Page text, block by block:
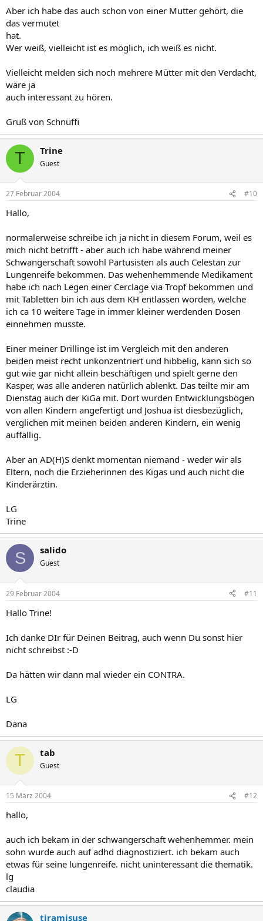
Aber ich habe das auch schon von einer Mutter gehört, die
das vermutet
hat.
Wer weiß, vielleicht ist es möglich, ich weiß es nicht.
Vielleicht melden sich noch mehrere Mütter mit den Verdacht,
wäre ja
auch interessant zu hören.
Gruß von Schnüffi
T Trine
Guest
27 Februar 2004 #10
Hallo,
normalerweise schreibe ich ja nicht in diesem Forum, weil es
mich nicht betrifft - aber auch ich habe während meiner
Schwangerschaft sowohl Partusisten als auch Celestan zur
Lungenreife bekommen. Das wehenhemmende Medikament
habe ich nach Legen einer Cerclage via Tropf bekommen und
mit Tabletten bin ich aus dem KH entlassen worden, welche
ich ca 10 weitere Tage in immer kleiner werdenden Dosen
einnehmen musste.
Einer meiner Drillinge ist im Vergleich mit den anderen
beiden meist recht unkonzentriert und hibbelig, kann sich so
gut wie gar nicht allein beschäftigen und spielt gerne den
Kasper, was alle anderen natürlich ablenkt. Das teilte mir am
Dienstag auch der KiGa mit. Dort wurden Entwicklungsbögen
von allen Kindern angefertigt und Joshua ist diesbezüglich,
verglichen mit meinen beiden anderen Kindern, ein wenig
auffällig.
Aber an AD(H)S denkt momentan niemand - weder wir als
Eltern, noch die Erzieherinnen des Kigas und auch nicht die
Kinderärztin.
LG
Trine
S salido
Guest
29 Februar 2004 #11
Hallo Trine!
Ich danke DIr für Deinen Beitrag, auch wenn Du sonst hier
nicht schreibst :-D
Da hätten wir dann mal wieder ein CONTRA.
LG
Dana
T tab
Guest
15 März 2004 #12
hallo,
auch ich bekam in der schwangerschaft wehenhemmer. mein
sohn wurde auch auf adhd diagnostiziert. ich bekam auch
etwas für seine lungenreife. nicht uninteressant die thematik.
lg
claudia
tiramisuse